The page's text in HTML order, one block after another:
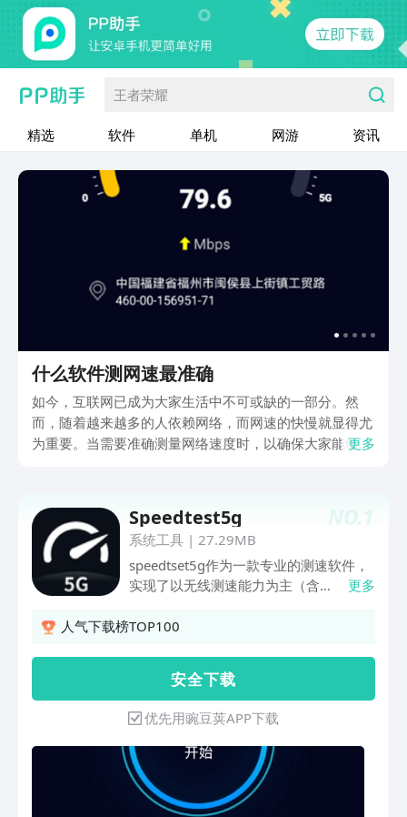
王者荣耀
精选 软件 单机 网游 资讯
什么软件测网速最准确
如今，互联网已成为大家生活中不可或缺的一部分。然
而，随着越来越多的人依赖网络，而网速的快慢就显得尤
为重要。当需要准确测量网络速度时，以确保大家能够高
更多
NO.1
Speedtest5g
系统工具| 27.29MB
speedtset5g作为一款专业的测速软件，
实现了以无线测速能力为主（含
的无线测速应用。 speedtset5g真正的实
状态。 功能特点： 1. 应用内无烦人的广
告植入。 2. 界面简洁友好，操作简单。
3. 支持自动/手动寻找测试服务器； 4. 拥
有大量功能丰富的便民工具和专业工具。
5. 测试结果呈现Ping时延、上传、下载
的速率，抖动，以及丢包率等指标以及测
试结果的整体排名。 6. 独特的测速测试
更多
人气下载榜TOP100
安 全 下 载
优先用豌豆荚APP下载